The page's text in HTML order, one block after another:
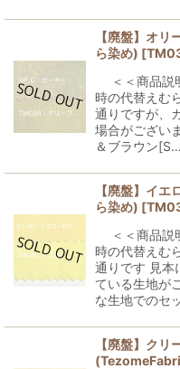
【廃盤】オ
ら染め) [
＜＜商品説
時の代替えむ
通りですが、
場合がござい
＆ブラウン[S…
【廃盤】イ
ら染め) [
＜＜商品説
時の代替えむ
通りです 見本
ている生地が
な生地でのセ
【廃盤】クリ